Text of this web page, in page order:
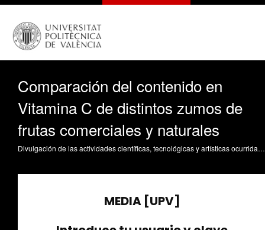
Comparación del contenido en
Vitamina C de distintos zumos de
frutas comerciales y naturales
Divulgación de las actividades científicas, tecnológicas y artísticas ocurridas en los tres campus de la UPV